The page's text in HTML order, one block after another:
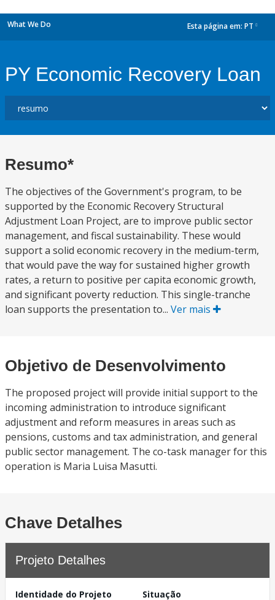
What We Do Esta página em: PT
PY Economic Recovery Loan
Resumo*
The objectives of the Government's program, to be
supported by the Economic Recovery Structural
Adjustment Loan Project, are to improve public sector
management, and fiscal sustainability. These would
support a solid economic recovery in the medium-term,
that would pave the way for sustained higher growth
rates, a return to positive per capita economic growth,
and significant poverty reduction. This single-tranche
loan supports the presentation to... Ver mais
Objetivo de Desenvolvimento
The proposed project will provide initial support to the
incoming administration to introduce significant
adjustment and reform measures in areas such as
pensions, customs and tax administration, and general
public sector management. The co-task manager for this
operation is Maria Luisa Masutti.
Chave Detalhes
Projeto Detalhes
Identidade do Projeto
Situação